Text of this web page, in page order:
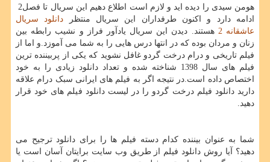
هومن سیدی را دیده اید و لازم است اطلاع دهیم این سریال تا فصل2
ادامه دارد و اکنون طرفداران این سریال منتظر دانلود سریال
عاشقانه 2
هستند. دیدن این سریال یادآور فراز و نشیب رابطه بین
زنان و مردان بوده که در انتها درس هایی را به شما می آموزد.و اما از
فیلم تاریخی و درام درخت گردو غافل نشوید که یکی از پربیننده ترین
فیلم های سال 1398 شناخته شده و تعداد دانلود زیادی را به خود
اختصاص داده است.در نتیجه اگر به فیلم های ایرانی سبک درام علاقه
دارید دانلود فیلم درخت گردو را در لیست دانلود فیلم های خود قرار
دهید.
شما به عنوان بیننده کدام دسته فیلم ها را برای دانلود ترجیح می
دهید؟ آیا روش دانلود فیلم از طریق وب سایت برایتان آسان است یا